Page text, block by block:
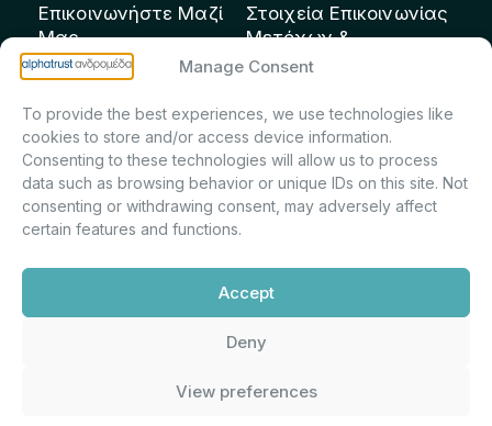
Manage Consent
To provide the best experiences, we use technologies like
cookies to store and/or access device information.
Consenting to these technologies will allow us to process
data such as browsing behavior or unique IDs on this site. Not
consenting or withdrawing consent, may adversely affect
certain features and functions.
Accept
Deny
View preferences
Επικοινωνήστε Μαζί
Μας
info@andromeda.eu
Οδός Αριστείδου 1,
Κηφισιά Τ.Κ. 14561
Στοιχεία Επικοινωνίας
Μετόχων &
Επενδυτών:
Πρίντσιου – Corporate
Secretary & Investor
Relations – Τμήμα
Μετοχολογίου –
Ανακοινώσεων
m.printsiou@andromeda.eu